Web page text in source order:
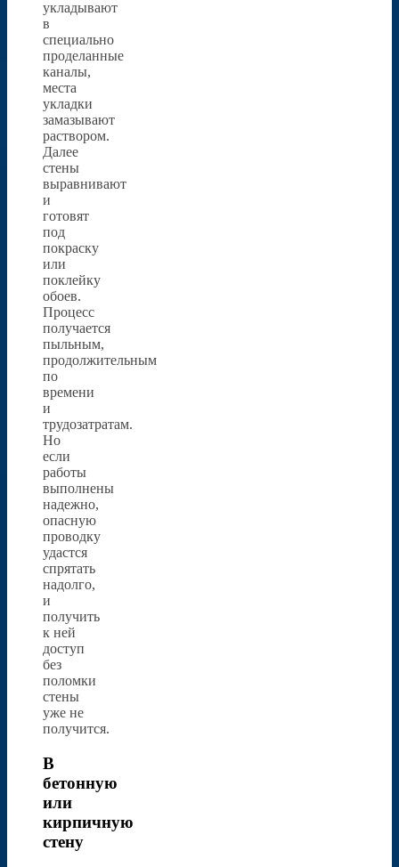
укладывают
в
специально
проделанные
каналы,
места
укладки
замазывают
раствором.
Далее
стены
выравнивают
и
готовят
под
покраску
или
поклейку
обоев.
Процесс
получается
пыльным,
продолжительным
по
времени
и
трудозатратам.
Но
если
работы
выполнены
надежно,
опасную
проводку
удастся
спрятать
надолго,
и
получить
к ней
доступ
без
поломки
стены
уже не
получится.
В
бетонную
или
кирпичную
стену